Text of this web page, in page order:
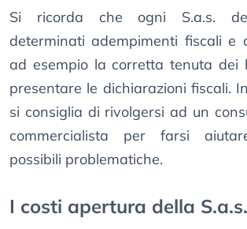
Si ricorda che ogni S.a.s.
determinati adempimenti fiscali e
ad esempio la corretta tenuta dei
presentare le dichiarazioni fiscali.
si consiglia di rivolgersi ad un
commercialista per farsi
possibili problematiche.
I costi apertura della S.a.s.